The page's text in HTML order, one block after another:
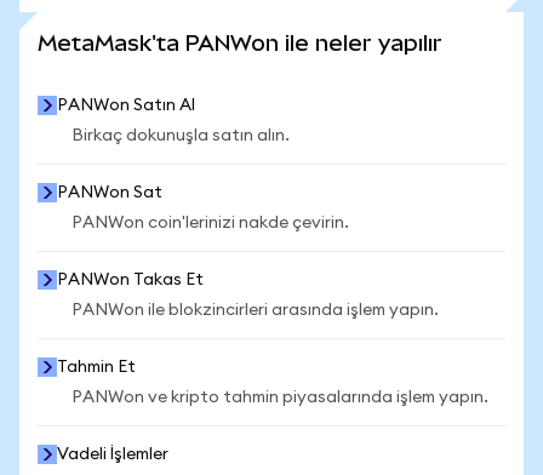
MetaMask'ta PANWon ile neler yapılır
PANWon Satın Al
Birkaç dokunuşla satın alın.
PANWon Sat
PANWon coin'lerinizi nakde çevirin.
PANWon Takas Et
PANWon ile blokzincirleri arasında işlem yapın.
Tahmin Et
PANWon ve kripto tahmin piyasalarında işlem yapın.
Vadeli İşlemler